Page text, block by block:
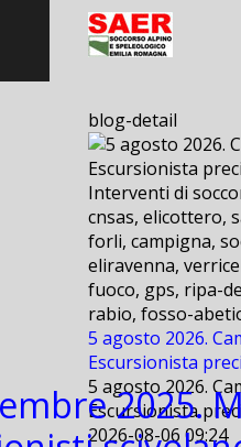
blog-detail
Interventi di
cnsas, elicottero,
forli, campigna,
eliravenna,
fuoco, gps, ripa-
rabio, fosso-
5 agosto 2026.
Escursionista
5 agosto 2026.
Escursionista
2026-08-06 09:24
2025.